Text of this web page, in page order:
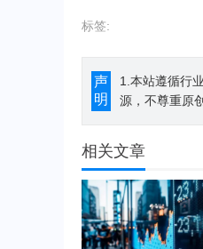
标签:
声
明
1.本站遵循行
源，不尊重原
相关文章